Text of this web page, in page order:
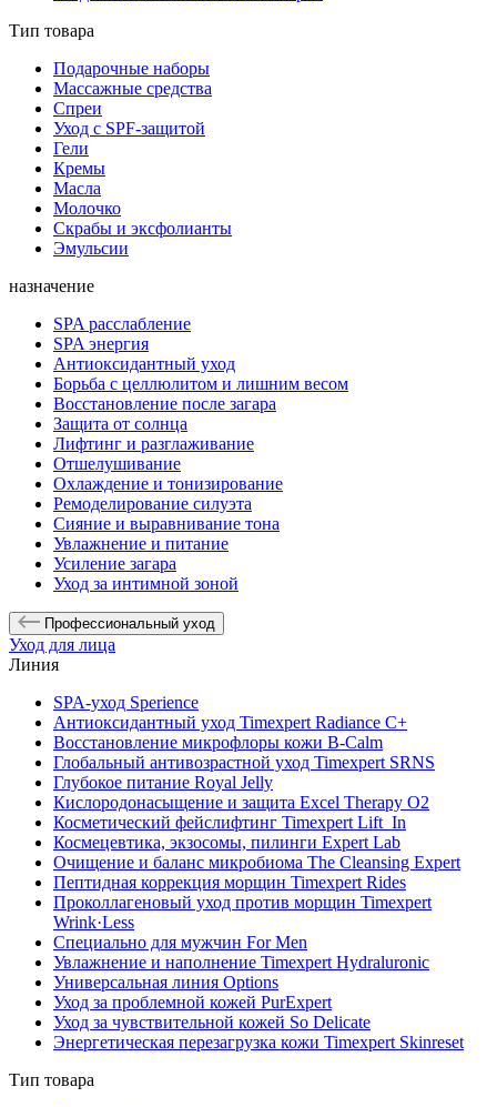
Тип товара
Подарочные наборы
Массажные средства
Спреи
Уход с SPF-защитой
Гели
Кремы
Масла
Молочко
Скрабы и эксфолианты
Эмульсии
назначение
SPA расслабление
SPA энергия
Антиоксидантный уход
Борьба с целлюлитом и лишним весом
Восстановление после загара
Защита от солнца
Лифтинг и разглаживание
Отшелушивание
Охлаждение и тонизирование
Ремоделирование силуэта
Сияние и выравнивание тона
Увлажнение и питание
Усиление загара
Уход за интимной зоной
Профессиональный уход
Уход для лица
Линия
SPA-уход Sperience
Антиоксидантный уход Timexpert Radiance C+
Восстановление микрофлоры кожи B-Calm
Глобальный антивозрастной уход Timexpert SRNS
Глубокое питание Royal Jelly
Кислородонасыщение и защита Excel Therapy O2
Косметический фейслифтинг Timexpert Lift_In
Космецевтика, экзосомы, пилинги Expert Lab
Очищение и баланс микробиома The Cleansing Expert
Пептидная коррекция морщин Timexpert Rides
Проколлагеновый уход против морщин Timexpert
Wrink·Less
Специально для мужчин For Men
Увлажнение и наполнение Timexpert Hydraluronic
Универсальная линия Options
Уход за проблемной кожей PurExpert
Уход за чувствительной кожей So Delicate
Энергетическая перезагрузка кожи Timexpert Skinreset
Тип товара